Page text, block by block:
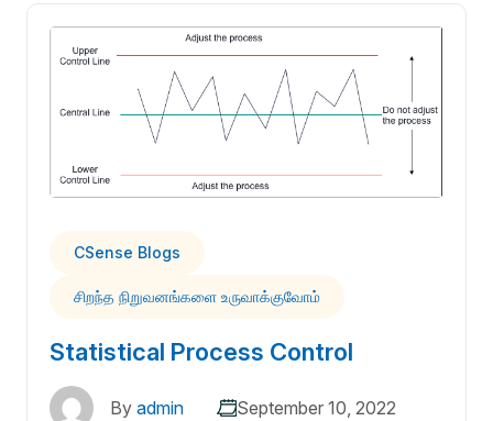
CSense Blogs
சிறந்த நிறுவனங்களை உருவாக்குவோம்
Statistical Process Control
By admin September 10, 2022